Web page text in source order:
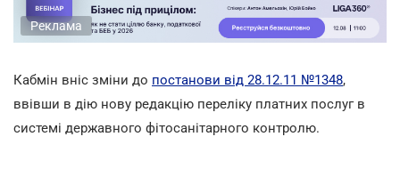
Реклама
Кабмін вніс зміни до постанови від 28.12.11 №1348,
ввівши в дію нову редакцію переліку платних послуг в
системі державного фітосанітарного контролю.